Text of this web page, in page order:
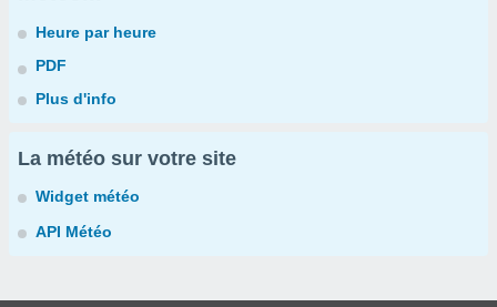
Heure par heure
PDF
Plus d'info
La météo sur votre site
Widget météo
API Météo